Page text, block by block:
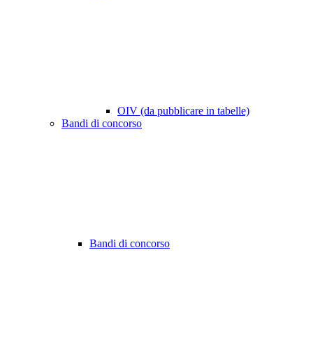
OIV (da pubblicare in tabelle)
Bandi di concorso
Bandi di concorso